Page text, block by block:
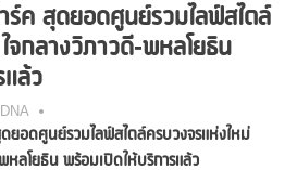
ร์ค สุดยอดศูนย์รวมไลฟ์สไตล์
จกลางวิภาวดี-พหลโยธิน
แล้ว
ยอดศูนย์รวมไลฟ์สไตล์ครบวงจรแห่งใหม่
หลโยธิน พร้อมเปิดให้บริการแล้ว